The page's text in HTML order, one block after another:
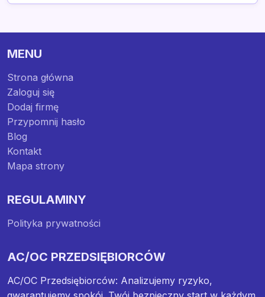
MENU
Strona główna
Zaloguj się
Dodaj firmę
Przypomnij hasło
Blog
Kontakt
Mapa strony
REGULAMINY
Polityka prywatności
AC/OC PRZEDSIĘBIORCÓW
AC/OC Przedsiębiorców: Analizujemy ryzyko,